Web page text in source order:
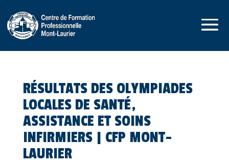
RÉSULTATS DES OLYMPIADES
LOCALES DE SANTÉ,
ASSISTANCE ET SOINS
INFIRMIERS | CFP MONT-
LAURIER